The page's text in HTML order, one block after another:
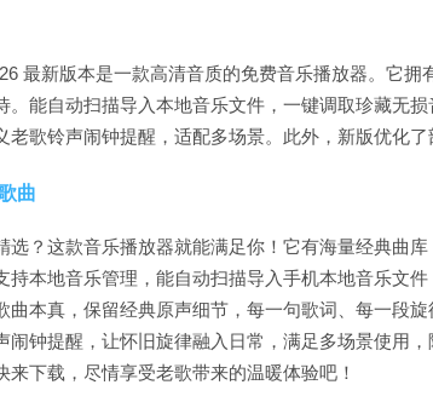
最新版本是一款高清音质的免费音乐播放器。它拥
。能自动扫描导入本地音乐文件，一键调取珍藏无
老歌铃声闹钟提醒，适配多场景。此外，新版优化了
曲
选？这款音乐播放器就能满足你！它有海量经典曲
持本地音乐管理，能自动扫描导入手机本地音乐文
曲本真，保留经典原声细节，每一句歌词、每一段
闹钟提醒，让怀旧旋律融入日常，满足多场景使用
来下载，尽情享受老歌带来的温暖体验吧！